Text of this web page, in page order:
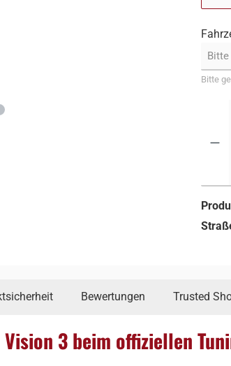
Bitte
Bewertungen Trusted
3 beim offiziellen